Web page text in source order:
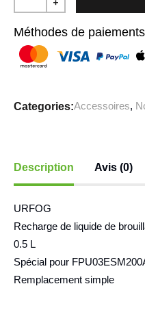
Méthodes de paiements
Categories:Accessoires,
Description Avis (0)
URFOG
Recharge de liquide de
0.5 L
Spécial pour
Remplacement simple